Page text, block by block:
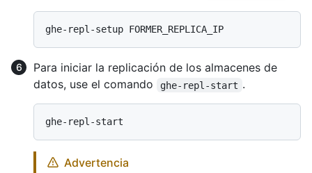
Para iniciar la replicación de los almacenes de
datos, use el comando
ghe-repl-start .
Advertencia